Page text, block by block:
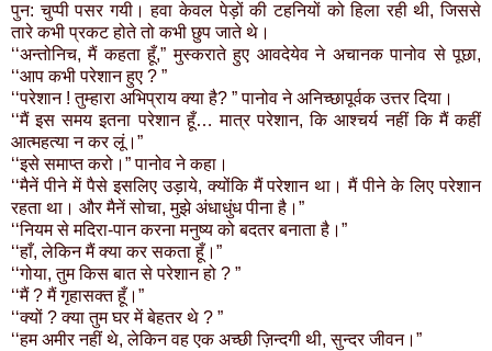
पुन: चुप्पी पसर गयी। हवा केवल पेड़ों की टहनियों को हिला रही थी, जिससे
तारे कभी प्रकट होते तो कभी छुप जाते थे।
‘‘अन्तोनिच, मैं कहता हूँ,” मुस्कराते हुए आवदेयेव ने अचानक पानोव से पूछा,
‘‘आप कभी परेशान हुए ? ”
‘‘परेशान ! तुम्हारा अभिप्राय क्या है? ” पानोव ने अनिच्छापूर्वक उत्तर दिया।
‘‘मैं इस समय इतना परेशान हूँ… मात्र परेशान, कि आश्चर्य नहीं कि मैं कहीं
आत्महत्या न कर लूं।”
‘‘इसे समाप्त करो।” पानोव ने कहा।
‘‘मैनें पीने में पैसे इसलिए उड़ाये, क्योंकि मैं परेशान था। मैं पीने के लिए परेशान
रहता था। और मैनें सोचा, मुझे अंधाधुंध पीना है।”
‘‘नियम से मदिरा-पान करना मनुष्य को बदतर बनाता है।”
‘‘हाँ, लेकिन मैं क्या कर सकता हूँ।”
‘‘गोया, तुम किस बात से परेशान हो ? ”
‘‘मैं ? मैं गृहासक्त हूँ।”
‘‘क्यों ? क्या तुम घर में बेहतर थे ? ”
‘‘हम अमीर नहीं थे, लेकिन वह एक अच्छी ज़िन्दगी थी, सुन्दर जीवन।”